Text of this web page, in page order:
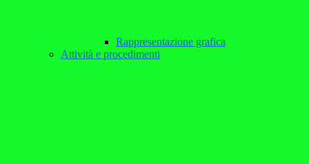
Rappresentazione grafica
Attività e procedimenti